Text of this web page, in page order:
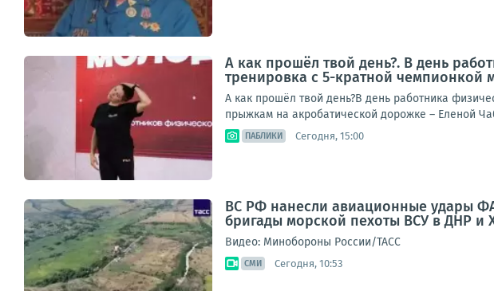
А как прошёл твой день?. В день
тренировка с 5-кратной
А как прошёл твой день?В день работника
прыжкам на акробатической дорожке – Еленой
ПАБЛИКИ Сегодня, 15:00
ВС РФ нанесли авиационные удары
бригады морской пехоты ВСУ в ДНР и
Видео: Минобороны России/ТАСС
СМИ Сегодня, 10:53